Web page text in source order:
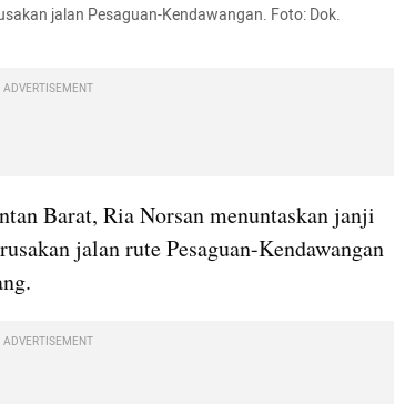
jalan Pesaguan-Kendawangan. Foto: Dok.
ADVERTISEMENT
Barat, Ria Norsan menuntaskan janji
jalan rute Pesaguan-Kendawangan
ADVERTISEMENT